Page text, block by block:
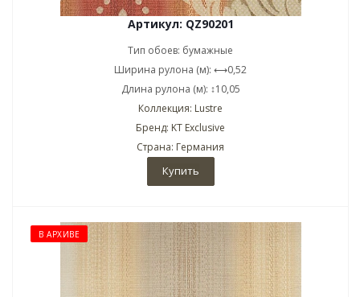
Артикул: QZ90201
Тип обоев: бумажные
Ширина рулона (м): ⟷0,52
Длина рулона (м): ↕10,05
Коллекция: Lustre
Бренд: KT Exclusive
Страна: Германия
Купить
В АРХИВЕ